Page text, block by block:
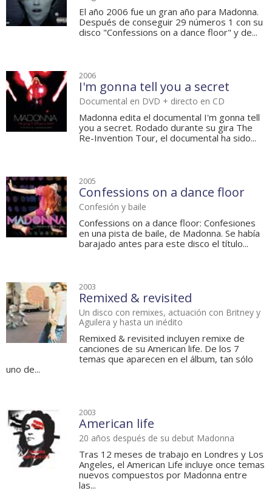
El año 2006 fue un gran año para Madonna.
Después de conseguir 29 números 1 con su
disco "Confessions on a dance floor" y de...
2006
I'm gonna tell you a secret
Documental en DVD + directo en CD
Madonna edita el documental I'm gonna tell
you a secret. Rodado durante su gira The
Re-Invention Tour, el documental ha sido...
2005
Confessions on a dance floor
Confesión y baile
Confessions on a dance floor: Confesiones
en una pista de baile, de Madonna. Se había
barajado antes para este disco el título...
2003
Remixed & revisited
Un disco con remixes, actuación con Britney y
Aguilera y hasta un inédito
Remixed & revisited incluyen remixe de
canciones de su American life. De los 7
temas que aparecen en el álbum, tan sólo
uno de...
2003
American life
20 años después de su debut Madonna
Tras 12 meses de trabajo en Londres y Los
Angeles, el American Life incluye once temas
nuevos compuestos por Madonna entre
las...